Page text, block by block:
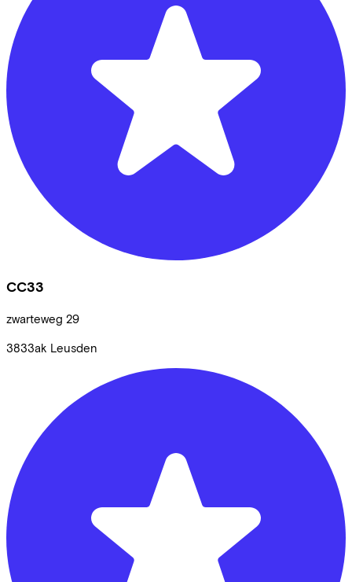
CC33
zwarteweg 29
3833ak Leusden